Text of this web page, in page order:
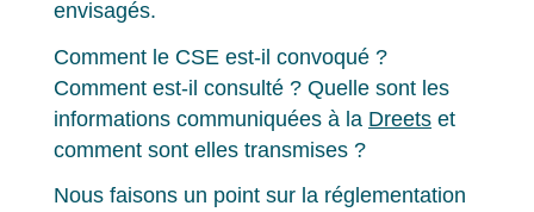
envisagés.
Comment le CSE est-il convoqué ?
Comment est-il consulté ? Quelle sont les
informations communiquées à la Dreets et
comment sont elles transmises ?
Nous faisons un point sur la réglementation